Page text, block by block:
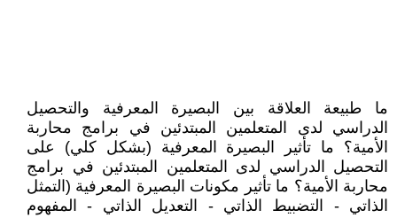
ما طبيعة العلاقة بين البصيرة المعرفية والتحصيل
الدراسي لدى المتعلمين المبتدئين في برامج محاربة
الأمية؟ ما تأثير البصيرة المعرفية (بشكل كلي) على
التحصيل الدراسي لدى المتعلمين المبتدئين في برامج
محاربة الأمية؟ ما تأثير مكونات البصيرة المعرفية (التمثل
الذاتي - التضبيط الذاتي - التعديل الذاتي - المفهوم